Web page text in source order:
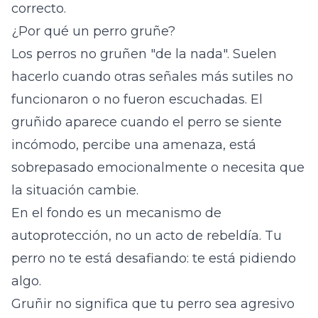
correcto.
¿Por qué un perro gruñe?
Los perros no gruñen "de la nada". Suelen
hacerlo cuando otras señales más sutiles no
funcionaron o no fueron escuchadas. El
gruñido aparece cuando el perro se siente
incómodo, percibe una amenaza, está
sobrepasado emocionalmente o necesita que
la situación cambie.
En el fondo es un mecanismo de
autoprotección, no un acto de rebeldía. Tu
perro no te está desafiando: te está pidiendo
algo.
Gruñir no significa que tu perro sea agresivo